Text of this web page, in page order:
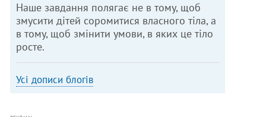
Наше завдання полягає не в тому, щоб
змусити дітей соромитися власного тіла, а
в тому, щоб змінити умови, в яких це тіло
росте.
Усі дописи блогів